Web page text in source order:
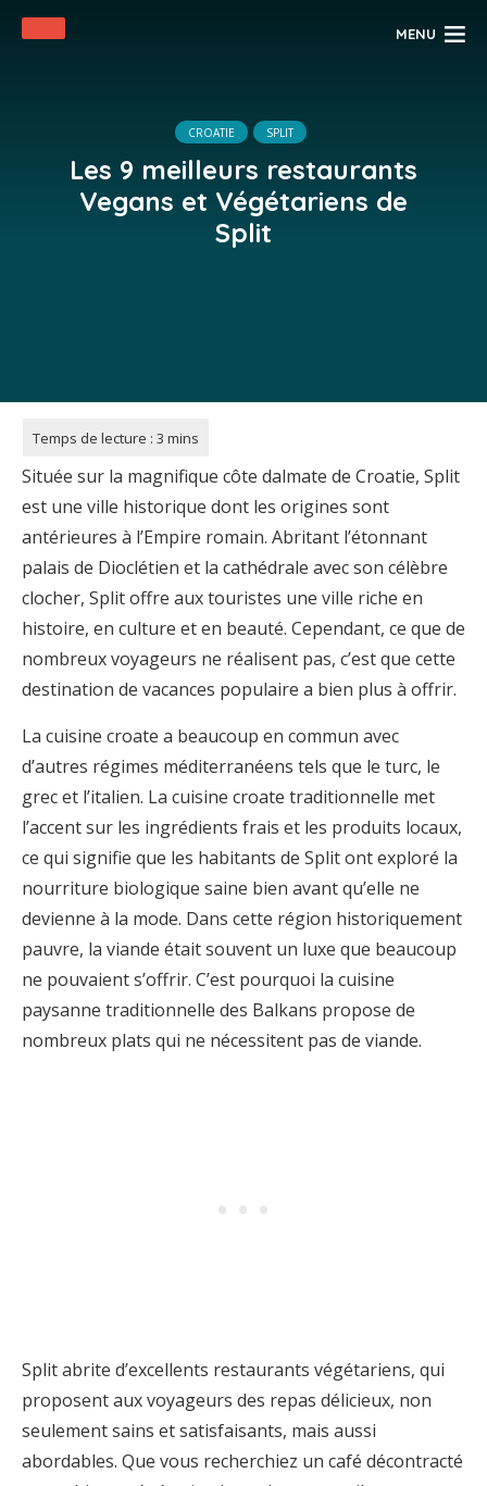
MENU
CROATIE SPLIT
Les 9 meilleurs restaurants
Vegans et Végétariens de
Split
Située sur la magnifique côte dalmate de Croatie, Split
est une ville historique dont les origines sont
antérieures à l’Empire romain. Abritant l’étonnant
palais de Dioclétien et la cathédrale avec son célèbre
clocher, Split offre aux touristes une ville riche en
histoire, en culture et en beauté. Cependant, ce que de
nombreux voyageurs ne réalisent pas, c’est que cette
destination de vacances populaire a bien plus à offrir.
La cuisine croate a beaucoup en commun avec
d’autres régimes méditerranéens tels que le turc, le
grec et l’italien. La cuisine croate traditionnelle met
l’accent sur les ingrédients frais et les produits locaux,
ce qui signifie que les habitants de Split ont exploré la
nourriture biologique saine bien avant qu’elle ne
devienne à la mode. Dans cette région historiquement
pauvre, la viande était souvent un luxe que beaucoup
ne pouvaient s’offrir. C’est pourquoi la cuisine
paysanne traditionnelle des Balkans propose de
nombreux plats qui ne nécessitent pas de viande.
Split abrite d’excellents restaurants végétariens, qui
proposent aux voyageurs des repas délicieux, non
seulement sains et satisfaisants, mais aussi
abordables. Que vous recherchiez un café décontracté